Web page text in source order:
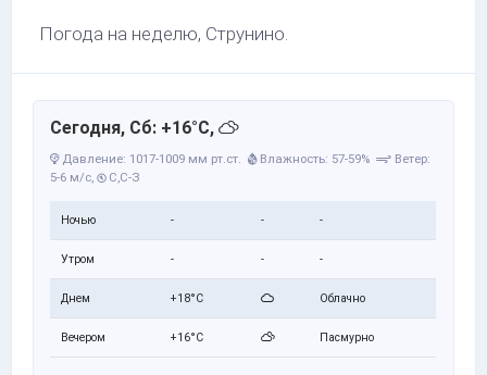
Погода на неделю, Струнино.
Сегодня, Сб: +16°C,
Давление: 1017-1009 мм рт.ст. Влажность: 57-59%
Ветер:
5-6 м/с, С,С-З
Ночью - - -
Утром - - -
Днем +18°C Облачно
Вечером +16°C Пасмурно